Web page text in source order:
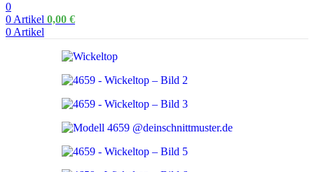
0
0 Artikel 0,00 €
0 Artikel